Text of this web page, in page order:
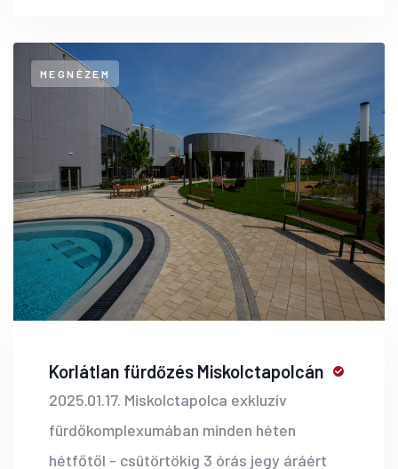
MEGNÉZEM
Korlátlan fürdőzés Miskolctapolcán
2025.01.17. Miskolctapolca exkluzív
fürdőkomplexumában minden héten
hétfőtől - csütörtökig 3 órás jegy áráért